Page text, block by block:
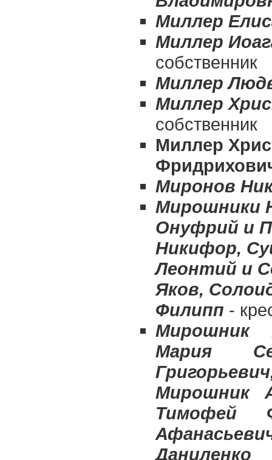
Миллер
Миллер
собственник
Миллер
Миллер
собственник
Миллер
Миронов
Мирошники
Онуфрий и
Никифор,
Леонтий и
Яков,
Филипп -
Мирошник
Мария
Мирошник
Тимофей